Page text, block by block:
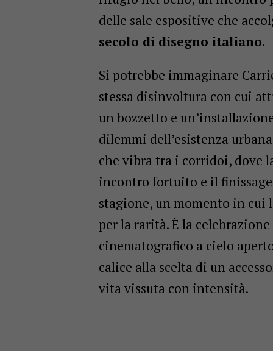
delle sale espositive che
secolo di disegno italiano.
Si potrebbe immaginare
stessa disinvoltura con cui
un bozzetto e
dilemmi dell’esistenza
che vibra tra i corridoi, dove
incontro fortuito e il
stagione, un momento in cui
per la rarità. È la
cinematografico a cielo
calice alla scelta di un
vita vissuta con intensità.